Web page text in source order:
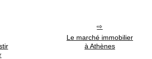
Le marché immobilier
à Athènes